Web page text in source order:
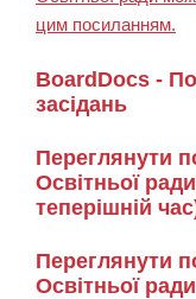
цим посиланням.
BoardDocs -
засідань
Переглянути
Освітньої
теперішній
Переглянути
Освітньої